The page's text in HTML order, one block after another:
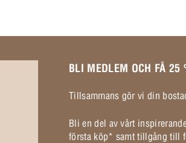
BLI MEDLEM OCH FÅ 25
Tillsammans gör vi din
Bli en del av vårt
första köp* samt tillgång till